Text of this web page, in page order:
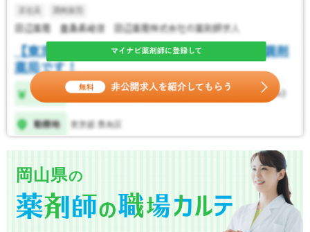
岡山県の